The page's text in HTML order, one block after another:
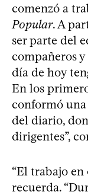
comenzó a
Popular. A
ser parte del
compañeros
día de hoy
En los
conformó
del diario,
dirigentes”,
“El trabajo en
recuerda.